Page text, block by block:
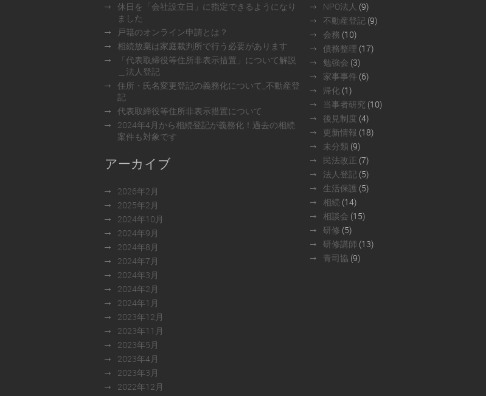
休日を「会社設立日」に指定できるようになり
ました
戸籍のオンライン申請とは？
相続放棄は家庭裁判所で行う必要があります
「代表取締役等住所非表示措置」について解説
＿法人登記
住所・氏名変更登記の義務化について_不動産登
記
代表取締役等住所非表示措置について
2024年4月から相続登記が義務化！過去の相続
案件も対象です
アーカイブ
2026年2月
2025年2月
2024年10月
2024年9月
2024年8月
2024年7月
2024年3月
2024年2月
2024年1月
2023年12月
2023年11月
2023年5月
2023年4月
2023年3月
2022年12月
NPO法人 (9)
不動産登記 (9)
会務 (10)
債務整理 (17)
勉強会 (3)
家事事件 (6)
帰化 (1)
当事者研究 (10)
後見制度 (4)
更新情報 (18)
未分類 (9)
民法改正 (7)
法人登記 (5)
生活保護 (5)
相続 (14)
相談会 (15)
研修 (5)
研修講師 (13)
青司協 (9)